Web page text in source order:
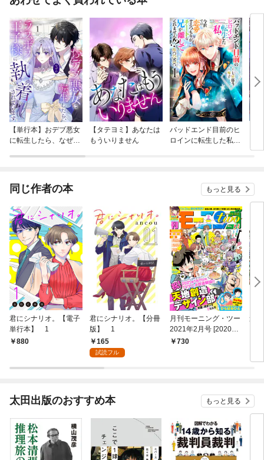
【単行本】おデブ悪女
に転生したら、なぜか
【タテヨミ】あなたは
もういりません
バッドエンド目前のヒ
ロインに転生した私、
同じ作者の本 もっと見る
君にシナリオ。【電子
単行本】 1
880
君にシナリオ。【分冊
版】 1
165
試読フル
月刊モーニング・ツー
2021年2月号 [2020年
12月21日発売]
730
遠
太田出版のおすすめ本 もっと見る